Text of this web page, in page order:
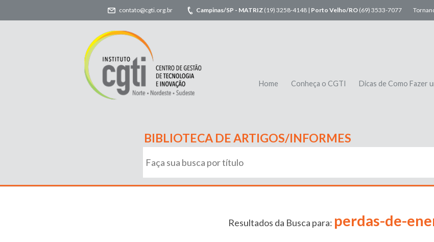
contato@cgti.org.br Campinas/SP - MATRIZ (19) 3258-4148 | Porto Velho/RO (69) 3533-7077
Home Conheça o CGTI Dicas de Como Fazer
BIBLIOTECA DE ARTIGOS/INFORMES
Resultados da Busca para: perdas-de-